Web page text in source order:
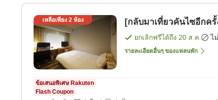
เหลือเพียง 2ห้อง [กลับมาเที่ยวคันไซอีกค
ยกเลิกฟรีได้ถึง 20 ส.ค. ไ
รายละเอียดอื่นๆ ของแพลนพัก
ข้อเสนอพิเศษ Rakuten
Flash Coupon